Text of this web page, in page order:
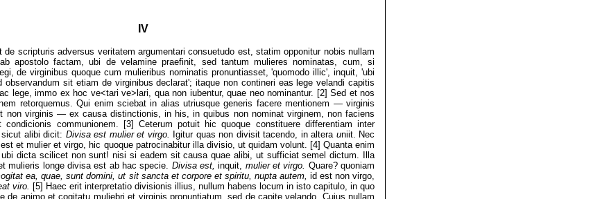
IV
de scripturis adversus veritatem argumentari consuetudo est, statim opponitur nobis nullam
apostolo factam, ubi de velamine praefinit, sed tantum mulieres nominatas, cum, si
de virginibus quoque cum mulieribus nominatis pronuntiasset, 'quomodo illic', inquit, 'ubi
observandum sit etiam de virginibus declarat'; itaque non contineri eas lege velandi capitis
lege, immo ex hoc ve<tari ve>lari, qua non iubentur, quae neo nominantur. [2] Sed et nos
retorquemus. Qui enim sciebat in alias utriusque generis facere mentionem — virginis
non virginis — ex causa distinctionis, in his, in quibus non nominat virginem, non faciens
condicionis communionem. [3] Ceterum potuit hic quoque constituere differentiam inter
alibi dicit: Divisa est mulier et virgo. Igitur quas non divisit tacendo, in altera uniit. Nec
et mulier et virgo, hic quoque patrocinabitur illa divisio, ut quidam volunt. [4] Quanta enim
dicta scilicet non sunt! nisi si eadem sit causa quae alibi, ut sufficiat semel dictum. Illa
mulieris longe divisa est ab hac specie. Divisa est,inquit, mulier et virgo. Quare? quoniam
ea, quae, sunt domini, ut sit sancta et corpore et spiritu, nupta autem, id est non virgo,
viro. [5] Haec erit interpretatio divisionis illius, nullum habens locum in isto capitulo, in quo
de animo et cogitatu muliebri et virginis pronuntiatum, sed de capite velando. Cuius nullam